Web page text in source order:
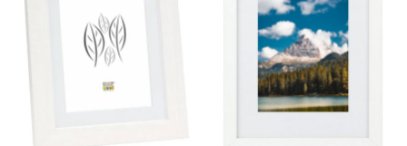
wenslijst